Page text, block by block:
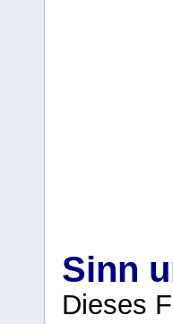
Sinn
Dieses